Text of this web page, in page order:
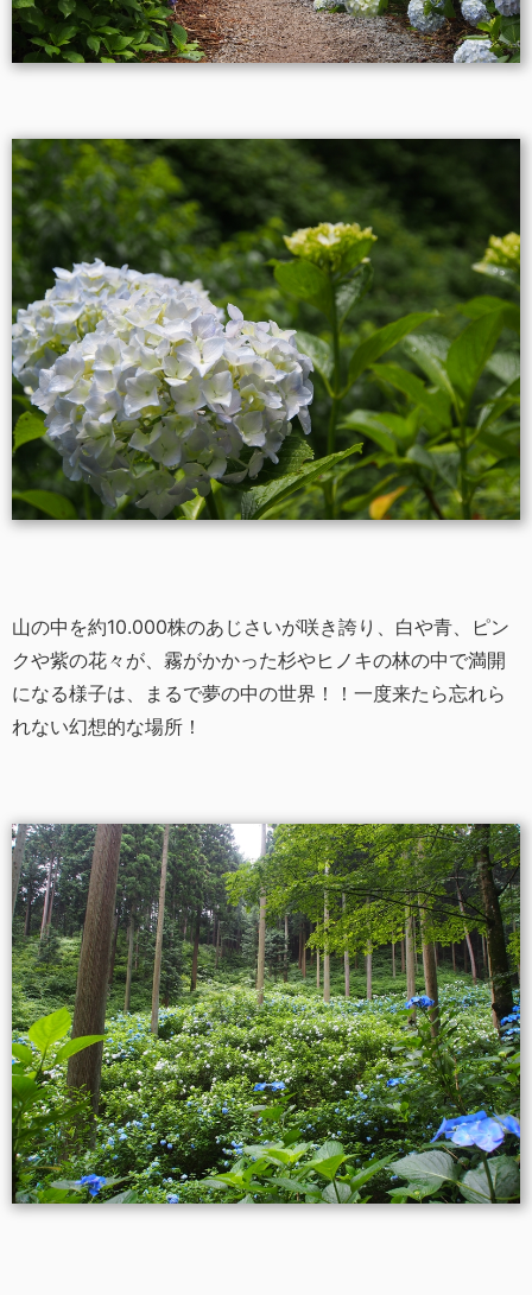
山の中を約10.000株のあじさいが咲き誇り、白や青、ピン
クや紫の花々が、霧がかかった杉やヒノキの林の中で満開
になる様子は、まるで夢の中の世界！！一度来たら忘れら
れない幻想的な場所！